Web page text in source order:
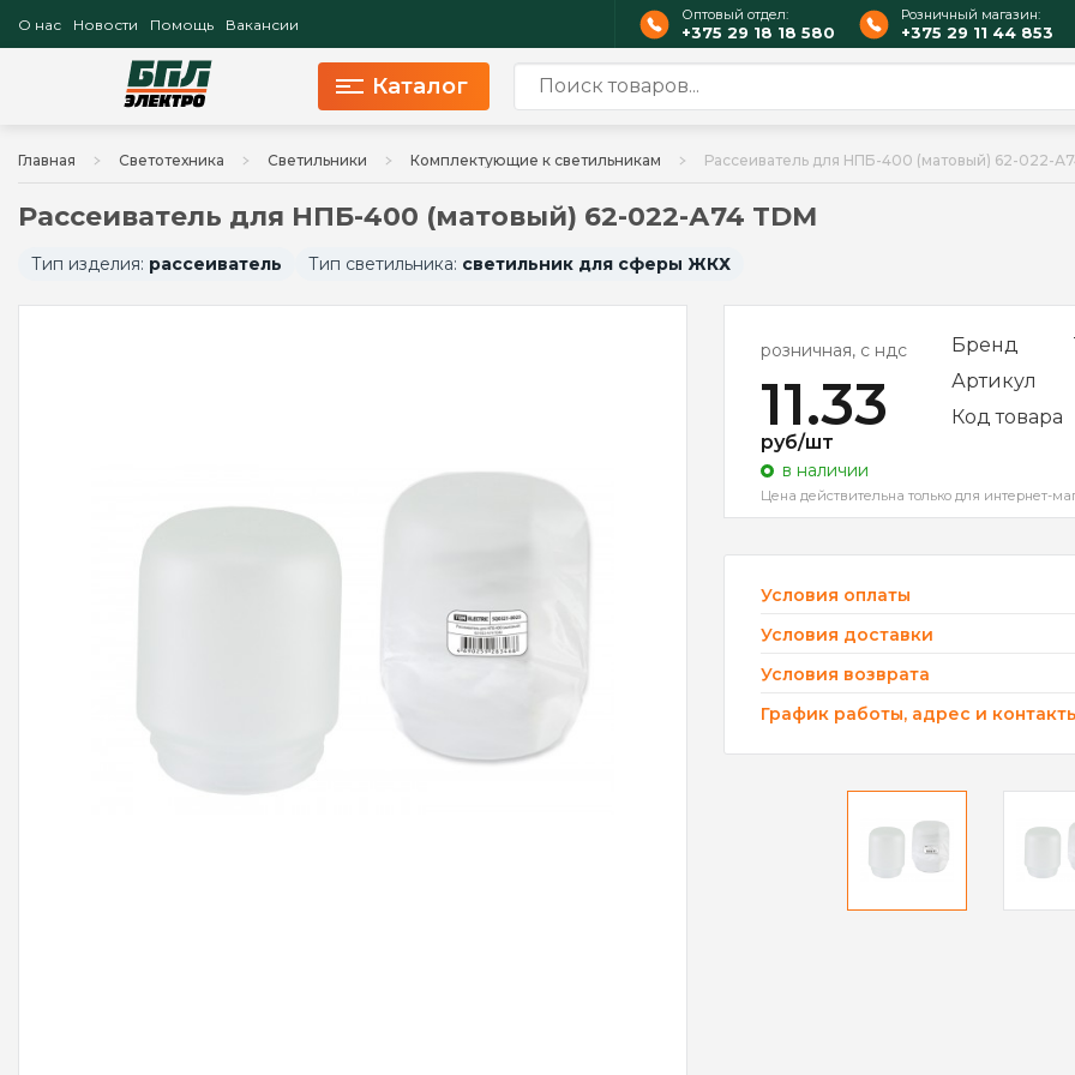
О нас Новости Помощь Вакансии
Оптовый отдел:
+375 29 18 18 580
Розничный магазин:
+375 29 11 44 853
Каталог
Главная Светотехника Светильники Комплектующие к светильникам Рассеиватель для НПБ-400 (матовый) 62-022-
Рассеиватель для НПБ-400 (матовый) 62-022-А74 TDM
Тип изделия: рассеиватель Тип светильника: светильник для сферы ЖКХ
розничная, с ндс
11.33
руб/шт
в наличии
Цена действительна только для интернет-
Бренд
Артикул
Код товара
Условия оплаты
Условия доставки
Условия возврата
График работы, адрес и